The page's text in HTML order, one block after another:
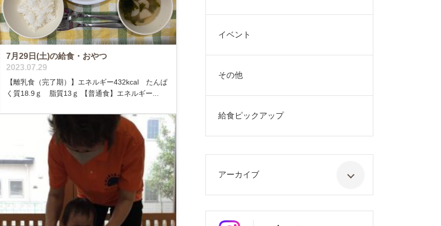
7月29日(土)の給食・おやつ
2023.07.29
【離乳食（完了期）】エネルギー432kcal たんぱ
く質18.9ｇ 脂質13ｇ 【普通食】エネルギー...
イベント
その他
給食ピックアップ
アーカイブ